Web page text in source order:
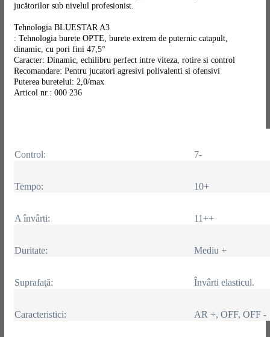
jucătorilor sub nivelul profesionist.
Tehnologia BLUESTAR A3
: Tehnologia burete OPTE, burete extrem de puternic catapult,
dinamic, cu pori fini 47,5°
Caracter: Dinamic, echilibru perfect intre viteza, rotire si control
Recomandare: Pentru jucatori agresivi polivalenti si ofensivi
Puterea buretelui: 2,0/max
Articol nr.: 000 236
Control: 7-
Tempo: 10+
A învârti: 11++
Duritate: Mediu +
Suprafaţă: Învârti elasticul.
Caracteristici: AR +, OFF, OFF -